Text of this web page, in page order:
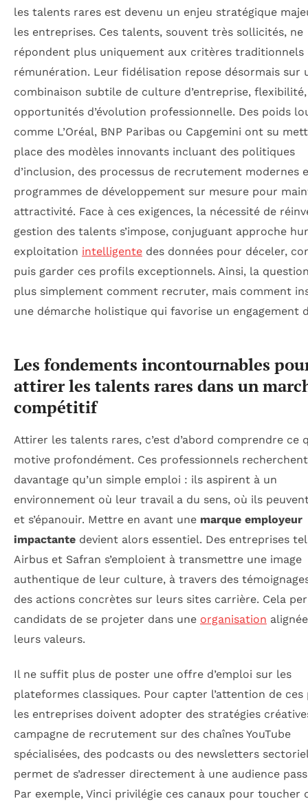
les talents rares est devenu un enjeu stratégique
les entreprises. Ces talents, souvent très sollicités, ne
répondent plus uniquement aux critères traditionnels
rémunération. Leur fidélisation repose désormais sur
combinaison subtile de culture d’entreprise,
opportunités d’évolution professionnelle. Des poids
comme L’Oréal, BNP Paribas ou Capgemini ont su
place des modèles innovants incluant des politiques
d’inclusion, des processus de recrutement modernes
programmes de développement sur mesure pour
attractivité. Face à ces exigences, la nécessité de
gestion des talents s’impose, conjuguant approche
exploitation intelligente des données pour déceler,
puis garder ces profils exceptionnels. Ainsi, la question
plus simplement comment recruter, mais comment
une démarche holistique qui favorise un engagement
Les fondements incontournables
attirer les talents rares dans un
compétitif
Attirer les talents rares, c’est d’abord comprendre ce
motive profondément. Ces professionnels recherchent
davantage qu’un simple emploi : ils aspirent à un
environnement où leur travail a du sens, où ils
et s’épanouir. Mettre en avant une marque employeur
impactante devient alors essentiel. Des entreprises
Airbus et Safran s’emploient à transmettre une image
authentique de leur culture, à travers des
des actions concrètes sur leurs sites carrière. Cela
candidats de se projeter dans une organisation
leurs valeurs.
Il ne suffit plus de poster une offre d’emploi sur les
plateformes classiques. Pour capter l’attention de
les entreprises doivent adopter des stratégies
campagne de recrutement sur des chaînes YouTube
spécialisées, des podcasts ou des newsletters
permet de s’adresser directement à une audience
Par exemple, Vinci privilégie ces canaux pour toucher